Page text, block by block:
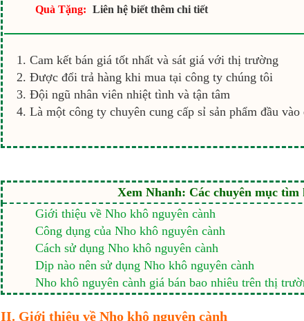
Quà Tặng: Liên hệ biết thêm chi tiết
Cam kết bán giá tốt nhất và sát giá với thị trường
Được đổi trả hàng khi mua tại công ty chúng tôi
Đội ngũ nhân viên nhiệt tình và tận tâm
Là một công ty chuyên cung cấp sỉ sản phẩm đầu
Xem Nhanh: Các chuyên mục
Giới thiệu về Nho khô nguyên cành
Công dụng của Nho khô nguyên cành
Cách sử dụng Nho khô nguyên cành
Dịp nào nên sử dụng Nho khô nguyên cành
Nho khô nguyên cành giá bán bao nhiêu trên thị
II. Giới thiệu về Nho khô nguyên cành